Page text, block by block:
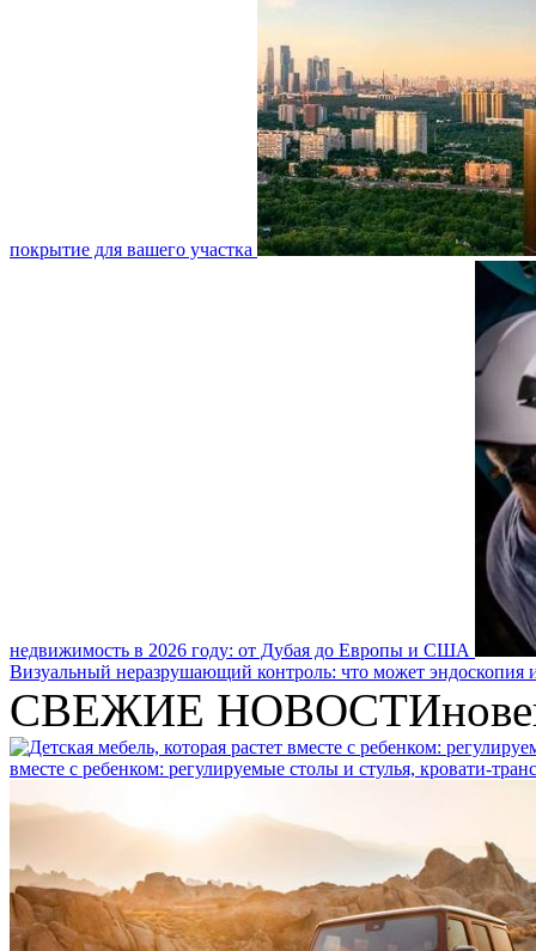
покрытие для вашего участка
недвижимость в 2026 году: от Дубая до Европы и США
Визуальный неразрушающий контроль: что может эндоскопия
СВЕЖИЕ НОВОСТИ
вместе с ребенком: регулируемые столы и стулья, кровати-